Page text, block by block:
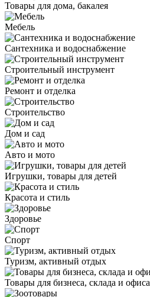
Товары для дома, бакалея
Мебель
Сантехника и водоснабжение
Строительный инструмент
Ремонт и отделка
Строительство
Дом и сад
Авто и мото
Игрушки, товары для детей
Красота и стиль
Здоровье
Спорт
Туризм, активный отдых
Товары для бизнеса, склада и офиса